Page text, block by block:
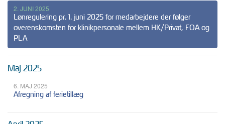
2. JUNI 2025
Lønregulering pr. 1. juni 2025 for medarbejdere der følger
overenskomsten for klinikpersonale mellem HK/Privat, FOA og
PLA
Maj 2025
6. MAJ 2025
Afregning af ferietillæg